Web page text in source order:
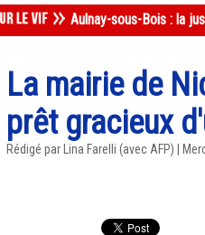
Aulnay-sous-Bois : la
La mairie de
prêt gracieux
Rédigé par Lina Farelli (avec AFP) |